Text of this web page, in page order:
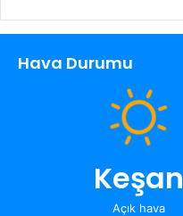
Hava Durumu
Keşan
Açık hava